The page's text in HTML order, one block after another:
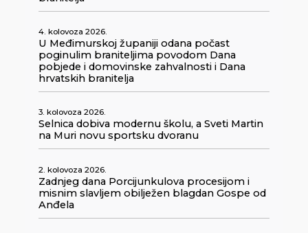
4. kolovoza 2026.
U Međimurskoj županiji odana počast
poginulim braniteljima povodom Dana
pobjede i domovinske zahvalnosti i Dana
hrvatskih branitelja
3. kolovoza 2026.
Selnica dobiva modernu školu, a Sveti Martin
na Muri novu sportsku dvoranu
2. kolovoza 2026.
Zadnjeg dana Porcijunkulova procesijom i
misnim slavljem obilježen blagdan Gospe od
Anđela